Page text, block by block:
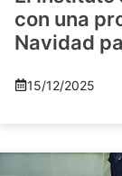
con una
Navidad
15/12/2025